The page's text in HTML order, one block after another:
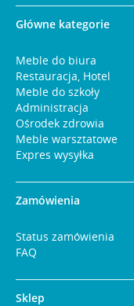
Główne kategorie
Meble do biura
Restauracja, Hotel
Meble do szkoły
Administracja
Ośrodek zdrowia
Meble warsztatowe
Expres wysyłka
Zamówienia
Status zamówienia
FAQ
Sklep